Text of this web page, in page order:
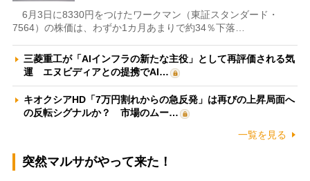
6月3日に8330円をつけたワークマン（東証スタンダード・
7564）の株価は、わずか1カ月あまりで約34％下落…
三菱重工が「AIインフラの新たな主役」として再評価される気
運 エヌビディアとの提携でAI…
キオクシアHD「7万円割れからの急反発」は再びの上昇局面へ
の反転シグナルか？ 市場のムー…
一覧を見る
突然マルサがやって来た！